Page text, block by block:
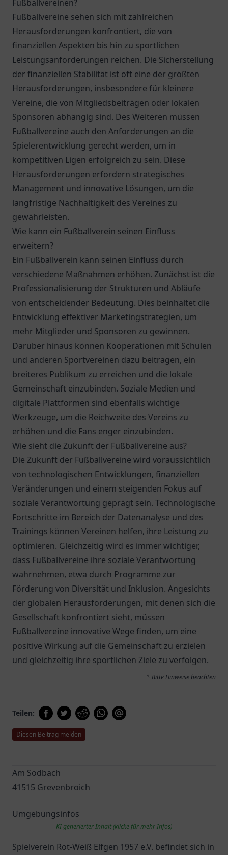
Fußballvereinen?
Fußballvereine sehen sich mit zahlreichen
Herausforderungen konfrontiert, die von
finanziellen Aspekten bis hin zu sportlichen
Leistungsanforderungen reichen. Die Sicherstellung
der finanziellen Stabilität ist oft eine der größten
Herausforderungen, insbesondere für kleinere
Vereine, die von Mitgliedsbeiträgen oder lokalen
Sponsoren abhängig sind. Des Weiteren müssen
Fußballvereine auch den Anforderungen an die
Spielerentwicklung gerecht werden, um in
kompetitiven Ligen erfolgreich zu sein. Diese
Herausforderungen erfordern strategisches
Management und innovative Lösungen, um die
langfristige Nachhaltigkeit des Vereines zu
gewährleisten.
Wie kann ein Fußballverein seinen Einfluss
erweitern?
Ein Fußballverein kann seinen Einfluss durch
verschiedene Maßnahmen erhöhen. Zunächst ist die
Professionalisierung der Strukturen und Abläufe
von entscheidender Bedeutung. Dies beinhaltet die
Entwicklung effektiver Marketingstrategien, um
mehr Mitglieder und Sponsoren zu gewinnen.
Darüber hinaus können Kooperationen mit Schulen
und anderen Sportvereinen dazu beitragen, ein
breiteres Publikum zu erreichen und die lokale
Gemeinschaft einzubinden. Soziale Medien und
digitale Plattformen sind ebenfalls wichtige
Werkzeuge, um die Reichweite des Vereins zu
erhöhen und die Fans enger einzubinden.
Wie sieht die Zukunft der Fußballvereine aus?
Die Zukunft der Fußballvereine wird voraussichtlich
von technologischen Entwicklungen, finanziellen
Veränderungen und einem steigenden Fokus auf
soziale Verantwortung geprägt sein. Technologische
Fortschritte im Bereich der Datenanalyse und des
Trainings können Vereinen helfen, ihre Leistung zu
optimieren. Gleichzeitig wird es immer wichtiger,
dass Fußballvereine ihre soziale Verantwortung
wahrnehmen, etwa durch Programme zur
Förderung von Diversität und Inklusion. Angesichts
der globalen Herausforderungen, mit denen sich die
Gesellschaft konfrontiert sieht, müssen
Fußballvereine innovative Wege finden, um eine
positive Wirkung auf die Gemeinschaft zu erzielen
und gleichzeitig ihre sportlichen Ziele zu verfolgen.
* Bitte Hinweise beachten
Teilen:
Diesen Beitrag melden
Am Sodbach
41515 Grevenbroich
Umgebungsinfos
KI generierter Inhalt (klicke für mehr Infos)
Spielverein Rot-Weiß Elfgen 1957 e.V. befindet sich in